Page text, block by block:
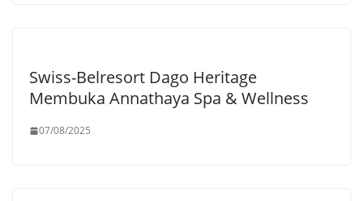
Swiss-Belresort Dago Heritage
Membuka Annathaya Spa & Wellness
07/08/2025